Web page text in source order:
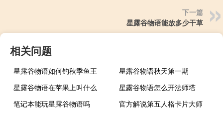
下一篇
星露谷物语能放多少干草
相关问题
星露谷物语如何钓秋季鱼王
星露谷物语秋天第一期
星露谷物语在苹果上叫什么
星露谷物语怎么开法师塔
笔记本能玩星露谷物语吗
官方解说第五人格卡片大师